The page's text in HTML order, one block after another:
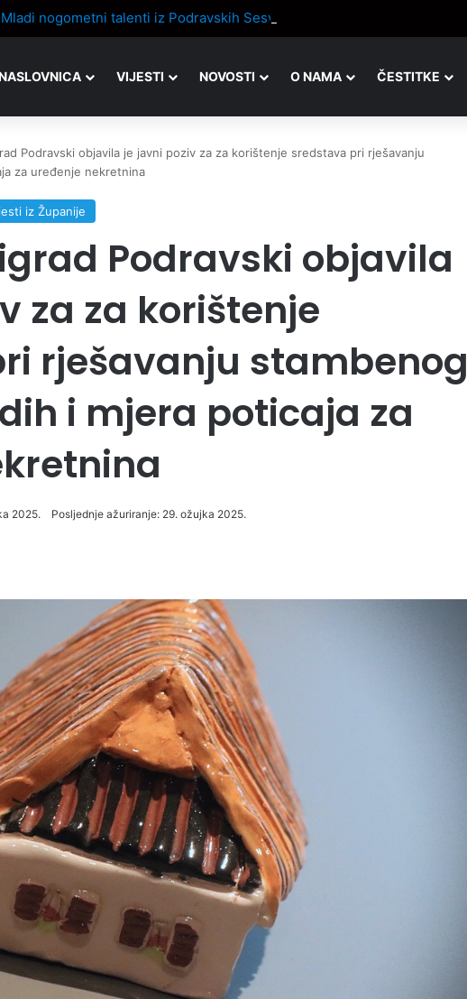
VIJESTI NOVOSTI O NAMA ČESTITKE
Podravski objavila je javni poziv za za korištenje sredstava pri rješavanju
za uređenje nekretnina
iz Županije
Podravski objavila
za za korištenje
rješavanju stambenog
i mjera poticaja za
2025. Posljednje ažuriranje: 29. ožujka 2025.